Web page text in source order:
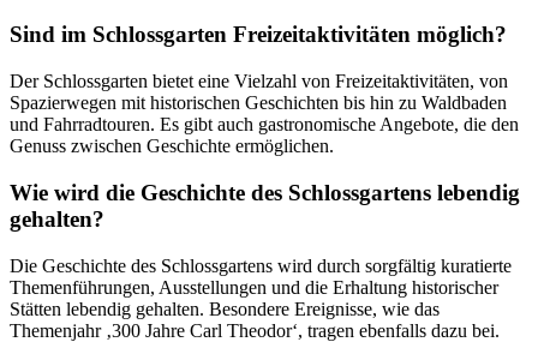
Sind im Schlossgarten Freizeitaktivitäten möglich?
Der Schlossgarten bietet eine Vielzahl von Freizeitaktivitäten, von
Spazierwegen mit historischen Geschichten bis hin zu Waldbaden
und Fahrradtouren. Es gibt auch gastronomische Angebote, die den
Genuss zwischen Geschichte ermöglichen.
Wie wird die Geschichte des Schlossgartens lebendig
gehalten?
Die Geschichte des Schlossgartens wird durch sorgfältig kuratierte
Themenführungen, Ausstellungen und die Erhaltung historischer
Stätten lebendig gehalten. Besondere Ereignisse, wie das
Themenjahr ‚300 Jahre Carl Theodor‘, tragen ebenfalls dazu bei.